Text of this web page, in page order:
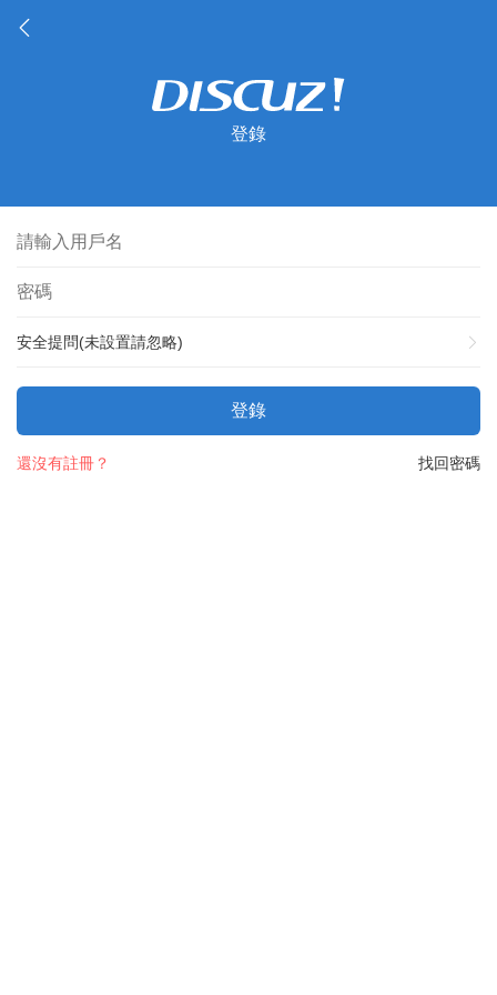
登錄
安全提問(未設置請忽略)
登錄
找回密碼
還沒有註冊？